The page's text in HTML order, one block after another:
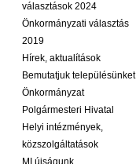
választások 2024
Önkormányzati választás
2019
Hírek, aktualítások
Bemutatjuk településünket
Önkormányzat
Polgármesteri Hivatal
Helyi intézmények,
közszolgáltatások
MI újságunk